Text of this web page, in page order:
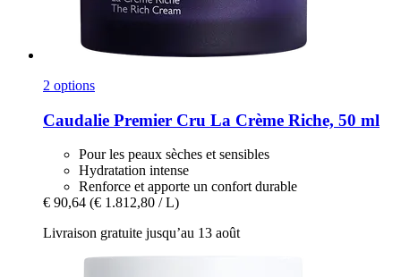
2 options
Caudalie Premier Cru La Crème Riche, 50 ml
Pour les peaux sèches et sensibles
Hydratation intense
Renforce et apporte un confort durable
€ 90,64 (€ 1.812,80 / L)
Livraison gratuite jusqu’au 13 août